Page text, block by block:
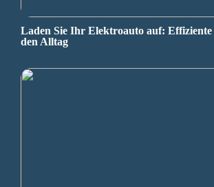
Laden Sie Ihr Elektroauto auf:
den Alltag